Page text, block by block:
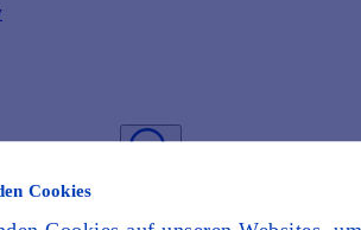
Cookies